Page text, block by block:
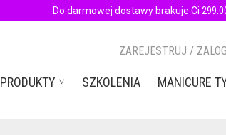
Do darmowej dostawy brakuje Ci
ZAREJESTRUJ /
PRODUKTY SZKOLENIA MANICURE